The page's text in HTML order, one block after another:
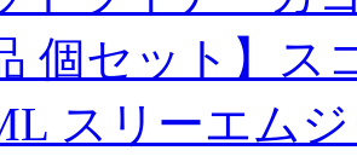
個セット】
スリーエム